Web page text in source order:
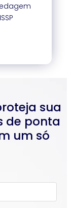
sua
de ponta
um só